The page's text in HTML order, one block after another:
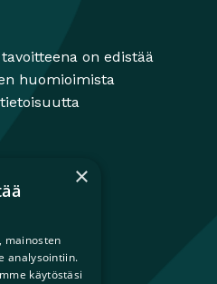
on edistää
huomioimista
×
mainosten
analysointiin.
käytöstäsi